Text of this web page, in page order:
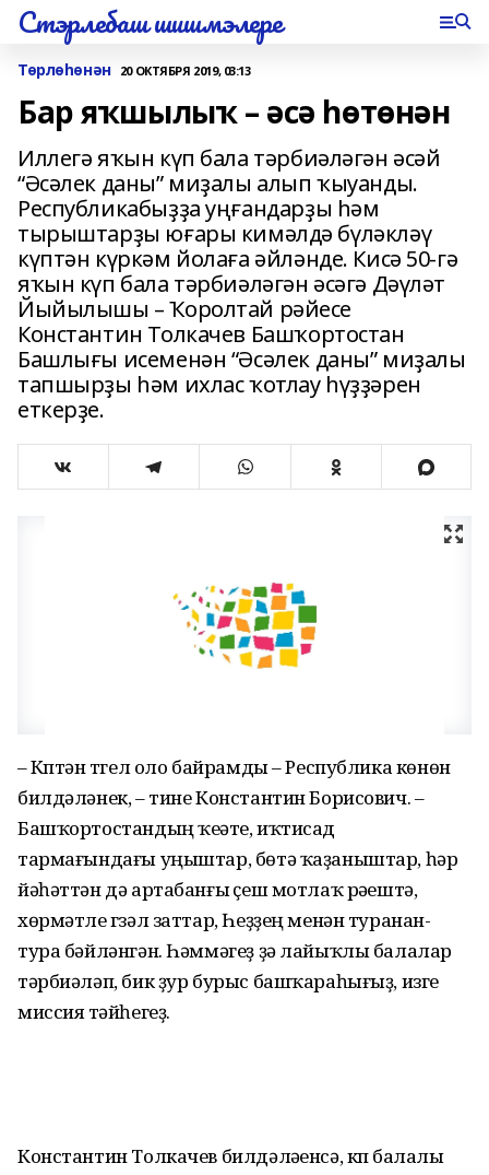
Стэрлебаш шишмэлере
Төрлөһөнән 20 ОКТЯБРЯ 2019, 03:13
Бар яҡшылыҡ – әсә һөтөнән
Иллегә яҡын күп бала тәрбиәләгән әсәй
“Әсәлек даны” миҙалы алып ҡыуанды.
Республикабыҙҙа уңғандарҙы һәм
тырыштарҙы юғары кимәлдә бүләкләү
күптән күркәм йолаға әйләнде. Кисә 50-гә
яҡын күп бала тәрбиәләгән әсәгә Дәүләт
Йыйылышы – Ҡоролтай рәйесе
Константин Толкачев Башҡортостан
Башлығы исеменән “Әсәлек даны” миҙалы
тапшырҙы һәм ихлас ҡотлау һүҙҙәрен
еткерҙе.
– Күптән түгел оло байрамды – Республика көнөн
билдәләнек, – тине Константин Борисович. –
Баш­ҡортос­тандың ҡеүәте, иҡтисад
тармағындағы уңыштар, бөтә ҡаҙаныштар, һәр
йәһәттән дә артабанғы үҫеш мотлаҡ рәүештә,
хөрмәтле гүзәл заттар, Һеҙҙең менән туранан-
тура бәйләнгән. Һәм­мәгеҙ ҙә лайыҡлы балалар
тәрбиәләп, бик ҙур бурыс башҡараһығыҙ, изге
миссия үтәйһегеҙ.
Константин Толкачев билдә­ләүенсә, күп балалы